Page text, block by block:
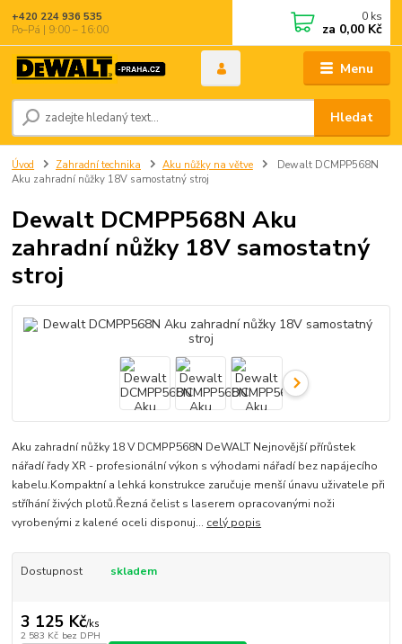
Menu
Hledat
+420 224 936 535
Po–Pá | 9:00 – 16:00
0 ks
za 0,00 Kč
Úvod Zahradní technika Aku nůžky na větve
Dewalt DCMPP568N
Aku zahradní nůžky 18V samostatný stroj
Dewalt DCMPP568N Aku
zahradní nůžky 18V samostatný
stroj
Aku zahradní nůžky 18 V DCMPP568N DeWALT Nejnovější přírůstek
nářadí řady XR - profesionální výkon s výhodami nářadí bez napájecího
kabelu.Kompaktní a lehká konstrukce zaručuje menší únavu uživatele při
stříhání živých plotů.Řezná čelist s laserem opracovanými noži
vyrobenými z kalené oceli disponuj... celý popis
Dostupnost skladem
3 125 Kč/ks
2 583 Kč bez DPH